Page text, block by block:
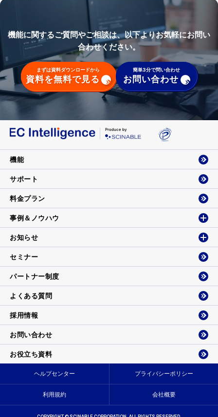
機能に関するご質問やご相談は、以下よりお気軽にお問い
合わせください。
まずは資料ダウンロードから
資料を無料で見る
簡単3分で問い合わせ
お問い合わせ
Produce by
機能
サポート
料金プラン
事例＆ノウハウ
お知らせ
セミナー
パートナー制度
よくある質問
採用情報
お問い合わせ
お役立ち資料
ヘルプセンター プライバシーポリシー
利用規約 会社概要